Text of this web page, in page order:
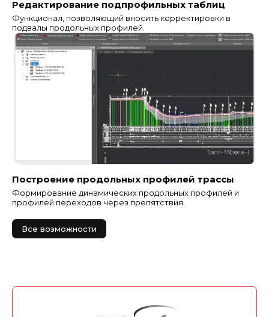
Редактирование подпрофильных таблиц
Функционал, позволяющий вносить корректировки в
подвалы продольных профилей.
Построение продольных профилей трассы
Формирование динамических продольных профилей и
профилей переходов через препятствия.
Все возможности